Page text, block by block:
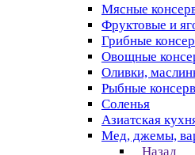
Мясные
Фруктовые и
Грибные
Овощные
Оливки,
Рыбные
Соленья
Азиатская
Мед, джемы,
Назад